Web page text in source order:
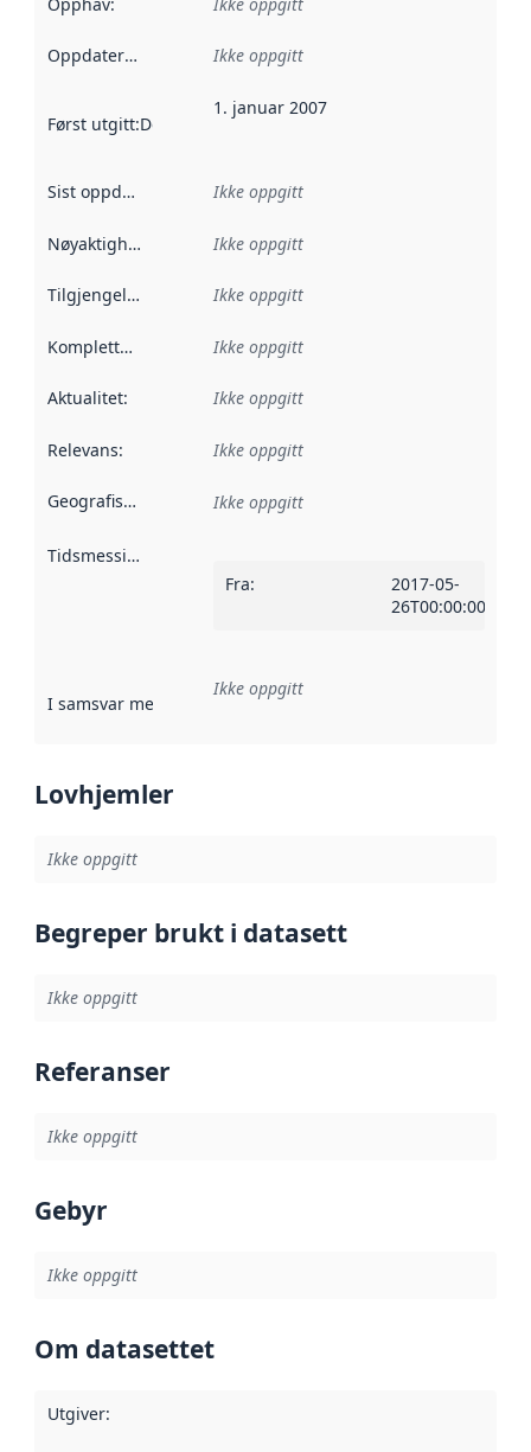
Oppdateringsfrekvens :
Ikke oppgitt
Først utgitt:Denne datoen sier når dataene i dette
1. januar 2007
Sist oppdatert Ikke oppgitt
Nøyaktighet Ikke oppgitt
Tilgjengelighet Ikke oppgitt
Kompletthet Ikke oppgitt
Aktualitet: Ikke oppgitt
Relevans: Ikke oppgitt
Geografisk avgrensning :
Ikke oppgitt
Tidsmessig avgrensning
Fra:
2017-05-
26T00:00:00Z
I samsvar med Referanse til en implementasjonsregel
Ikke oppgitt
Lovhjemler
Ikke oppgitt
Begreper brukt i datasett
Ikke oppgitt
Referanser
Ikke oppgitt
Gebyr
Ikke oppgitt
Om datasettet
Utgiver: